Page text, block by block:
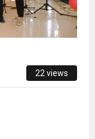
22 views